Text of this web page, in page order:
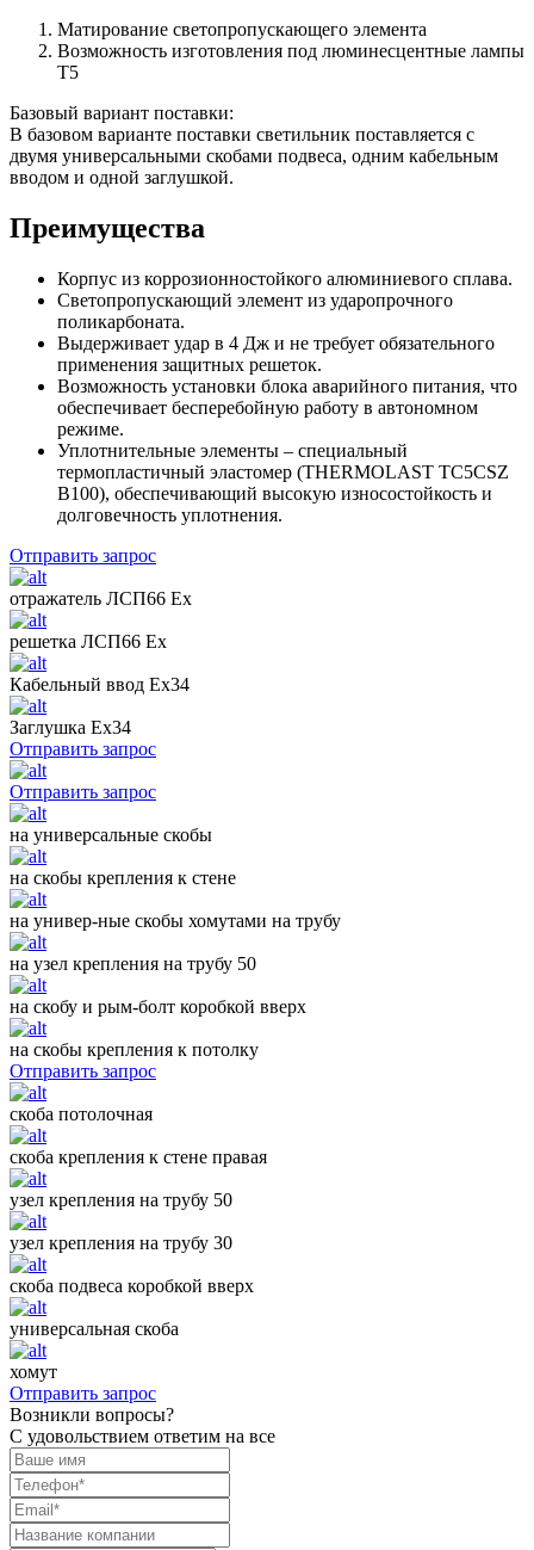
Матирование светопропускающего элемента
Возможность изготовления под люминесцентные лампы
Т5
Базовый вариант поставки:
В базовом варианте поставки светильник поставляется с
двумя универсальными скобами подвеса, одним кабельным
вводом и одной заглушкой.
Преимущества
Корпус из коррозионностойкого алюминиевого сплава.
Светопропускающий элемент из ударопрочного
поликарбоната.
Выдерживает удар в 4 Дж и не требует обязательного
применения защитных решеток.
Возможность установки блока аварийного питания, что
обеспечивает бесперебойную работу в автономном
режиме.
Уплотнительные элементы – специальный
термопластичный эластомер (THERMOLAST TC5CSZ
B100), обеспечивающий высокую износостойкость и
долговечность уплотнения.
Отправить запрос
отражатель ЛСП66 Ех
решетка ЛСП66 Ех
Кабельный ввод Ех34
Заглушка Ех34
Отправить запрос
Отправить запрос
на универсальные скобы
на скобы крепления к стене
на универ-ные скобы хомутами на трубу
на узел крепления на трубу 50
на скобу и рым-болт коробкой вверх
на скобы крепления к потолку
Отправить запрос
скоба потолочная
скоба крепления к стене правая
узел крепления на трубу 50
узел крепления на трубу 30
скоба подвеса коробкой вверх
универсальная скоба
хомут
Отправить запрос
Возникли вопросы?
С удовольствием ответим на все